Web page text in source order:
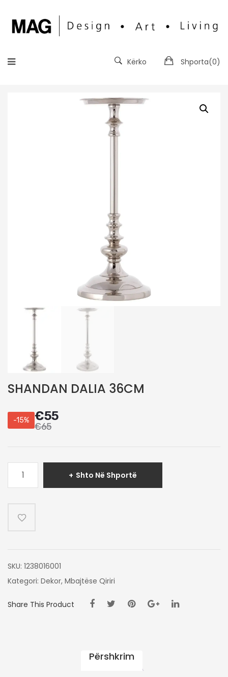
Shporta(0)
Kërko
SHANDAN DALIA 36CM
-15% €55
€65
SHANDAN
Shto Në Shportë
SKU: 1238016001
Kategori: Dekor, Mbajtëse Qiriri
Share This Product
Përshkrim